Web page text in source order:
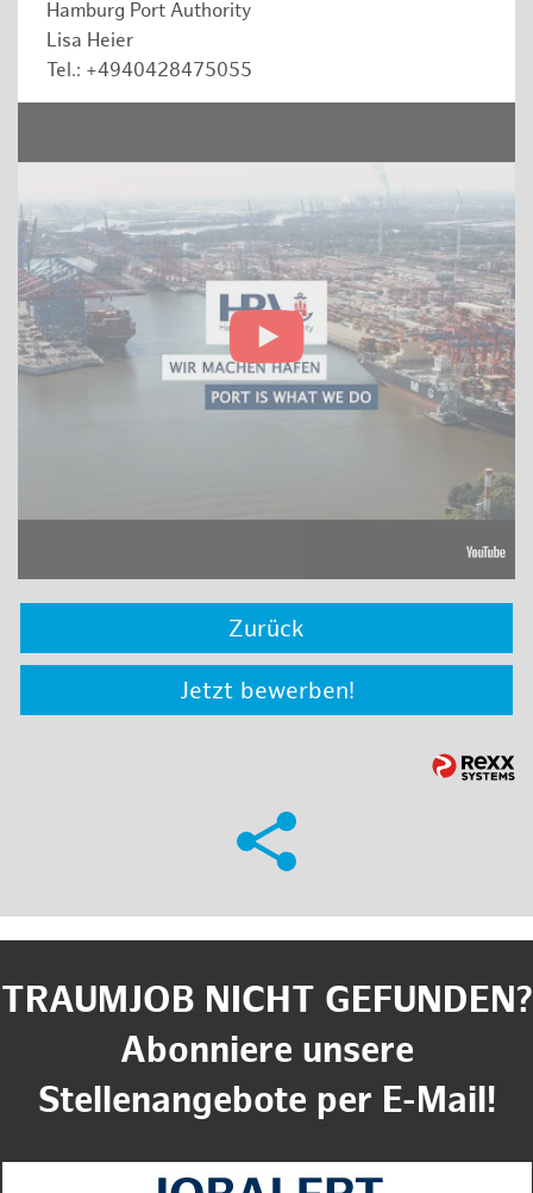
Hamburg Port Authority
Lisa Heier
Tel.: +4940428475055
Zurück
Jetzt bewerben!
TRAUMJOB NICHT GEFUNDEN?
Abonniere unsere
Stellenangebote per E-Mail!